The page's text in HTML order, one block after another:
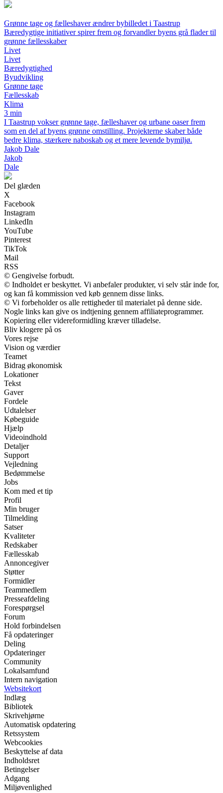
Grønne tage og fælleshaver ændrer bybilledet i Taastrup
Bæredygtige initiativer spirer frem og forvandler byens grå flader til
grønne fællesskaber
Livet
Livet
Bæredygtighed
Byudvikling
Grønne tage
Fællesskab
Klima
3 min
I Taastrup vokser grønne tage, fælleshaver og urbane oaser frem
som en del af byens grønne omstilling. Projekterne skaber både
bedre klima, stærkere naboskab og et mere levende bymiljø.
Jakob Dale
Jakob
Dale
Del glæden
X
Facebook
Instagram
LinkedIn
YouTube
Pinterest
TikTok
Mail
RSS
© Gengivelse forbudt.
© Indholdet er beskyttet. Vi anbefaler produkter, vi selv står inde for,
og kan få kommission ved køb gennem disse links.
© Vi forbeholder os alle rettigheder til materialet på denne side.
Nogle links kan give os indtjening gennem affiliateprogrammer.
Kopiering eller videreformidling kræver tilladelse.
Bliv klogere på os
Vores rejse
Vision og værdier
Teamet
Bidrag økonomisk
Lokationer
Tekst
Gaver
Fordele
Udtalelser
Købeguide
Hjælp
Videoindhold
Detaljer
Support
Vejledning
Bedømmelse
Jobs
Kom med et tip
Profil
Min bruger
Tilmelding
Satser
Kvaliteter
Redskaber
Fællesskab
Annoncegiver
Støtter
Formidler
Teammedlem
Presseafdeling
Forespørgsel
Forum
Hold forbindelsen
Få opdateringer
Deling
Opdateringer
Community
Lokalsamfund
Intern navigation
Websitekort
Indlæg
Bibliotek
Skrivehjørne
Automatisk opdatering
Retssystem
Webcookies
Beskyttelse af data
Indholdsret
Betingelser
Adgang
Miljøvenlighed